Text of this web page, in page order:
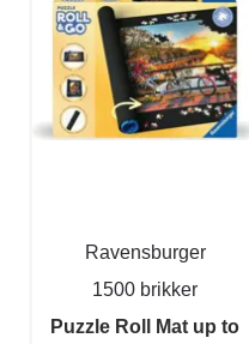
Ravensburger
1500 brikker
Puzzle Roll Mat up to